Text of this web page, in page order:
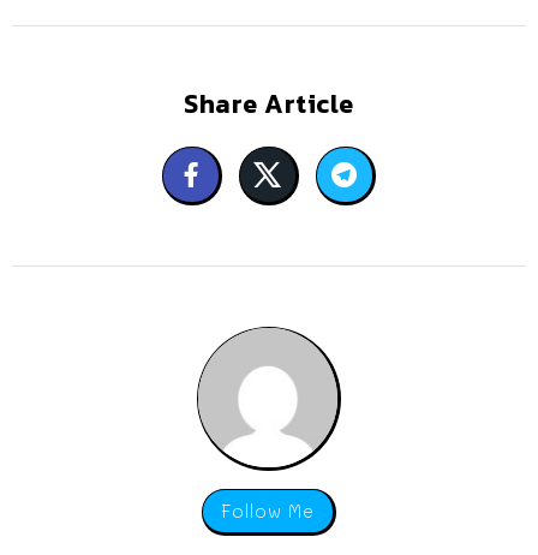
Share Article
Follow Me